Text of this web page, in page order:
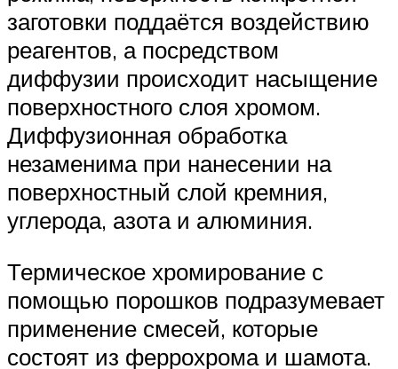
заготовки поддаётся воздействию
реагентов, а посредством
диффузии происходит насыщение
поверхностного слоя хромом.
Диффузионная обработка
незаменима при нанесении на
поверхностный слой кремния,
углерода, азота и алюминия.
Термическое хромирование с
помощью порошков подразумевает
применение смесей, которые
состоят из феррохрома и шамота.